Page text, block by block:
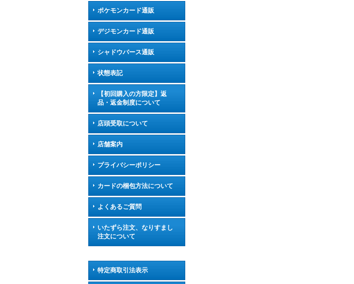
ポケモンカード通販
デジモンカード通販
シャドウバース通販
状態表記
【初回購入の方限定】返
品・返金制度について
店頭受取について
店舗案内
プライバシーポリシー
カードの梱包方法について
よくあるご質問
いたずら注文、なりすまし
注文について
特定商取引法表示